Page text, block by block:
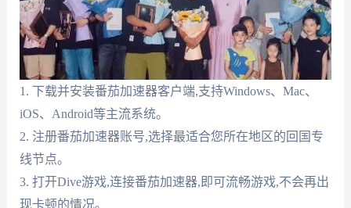
1. 下载并安装番茄加速器客户端,支持Windows、Mac、
iOS、Android等主流系统。
2. 注册番茄加速器账号,选择最适合您所在地区的回国专
线节点。
3. 打开Dive游戏,连接番茄加速器,即可流畅游戏,不会再出
现卡顿的情况。